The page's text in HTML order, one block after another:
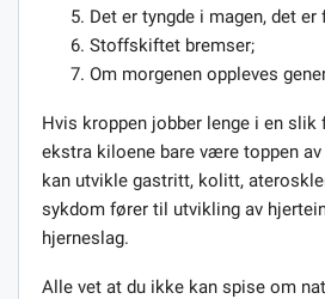
Det er tyngde i magen, det
Stoffskiftet bremser;
Om morgenen oppleves
Hvis kroppen jobber lenge i en slik
ekstra kiloene bare være toppen
kan utvikle gastritt, kolitt,
sykdom fører til utvikling av
hjerneslag.
Alle vet at du ikke kan spise om